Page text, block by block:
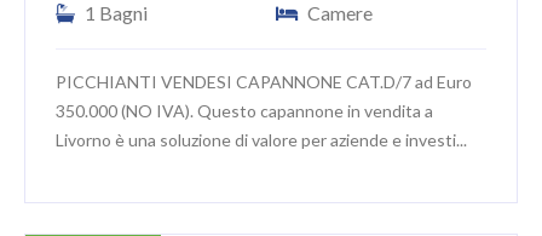
1 Bagni
Camere
PICCHIANTI VENDESI CAPANNONE CAT.D/7 ad Euro
350.000 (NO IVA). Questo capannone in vendita a
Livorno è una soluzione di valore per aziende e investi...